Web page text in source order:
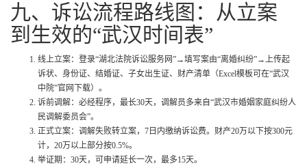
九、诉讼流程路线图：从立案
到生效的“武汉时间表”
线上立案：登录“湖北法院诉讼服务网”→填写案由“离婚纠纷”→上传起
诉状、身份证、结婚证、子女出生证、财产清单（Excel模板可在“武汉
中院”官网下载）。
诉前调解：必经程序，最长30天，调解员多来自“武汉市婚姻家庭纠纷人
民调解委员会”。
正式立案：调解失败转立案，7日内缴纳诉讼费。财产20万以下按300元
计，20万以上部分按0.5%。
举证期：30天，可申请延长一次，最多15天。